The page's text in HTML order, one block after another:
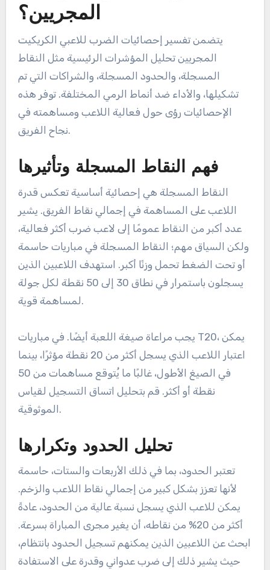
المجريين؟
يتضمن تفسير إحصائيات الضرب للاعبي الكريكيت
المجريين تحليل المؤشرات الرئيسية مثل النقاط
المسجلة، والحدود المسجلة، والشراكات التي تم
تشكيلها، والأداء ضد أنماط الرمي المختلفة. توفر هذه
الإحصائيات رؤى حول فعالية اللاعب ومساهمته في
نجاح الفريق.
فهم النقاط المسجلة وتأثيرها
النقاط المسجلة هي إحصائية أساسية تعكس قدرة
اللاعب على المساهمة في إجمالي نقاط الفريق. يشير
عدد أكبر من النقاط عمومًا إلى لاعب ضرب أكثر فعالية،
ولكن السياق مهم؛ النقاط المسجلة في مباريات حاسمة
أو تحت الضغط تحمل وزنًا أكبر. استهدف اللاعبين الذين
يسجلون باستمرار في نطاق 30 إلى 50 نقطة لكل جولة
لمساهمة قوية.
يجب مراعاة صيغة اللعبة أيضًا. في مباريات T20، يمكن
اعتبار اللاعب الذي يسجل أكثر من 20 نقطة مؤثرًا، بينما
في الصيغ الأطول، غالبًا ما يُتوقع مساهمات من 50
نقطة أو أكثر. قم بتحليل اتساق التسجيل لقياس
الموثوقية.
تحليل الحدود وتكرارها
تعتبر الحدود، بما في ذلك الأربعات والستات، حاسمة
لأنها تعزز بشكل كبير من إجمالي نقاط اللاعب والزخم.
يمكن للاعب الذي يسجل نسبة عالية من الحدود، عادةً
أكثر من 20% من نقاطه، أن يغير مجرى المباراة بسرعة.
ابحث عن اللاعبين الذين يمكنهم تسجيل الحدود بانتظام،
حيث يشير ذلك إلى ضرب عدواني وقدرة على الاستفادة